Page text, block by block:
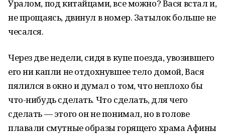
Уралом, под китайцами, все можно? Вася встал и,
не прощаясь, двинул в номер. Затылок больше не
чесался.
Через две недели, сидя в купе поезда, увозившего
его ни капли не отдохнувшее тело домой, Вася
пялился в окно и думал о том, что неплохо бы
что-нибудь сделать. Что сделать, для чего
сделать — этого он не понимал, но в голове
плавали смутные образы горящего храма Афины